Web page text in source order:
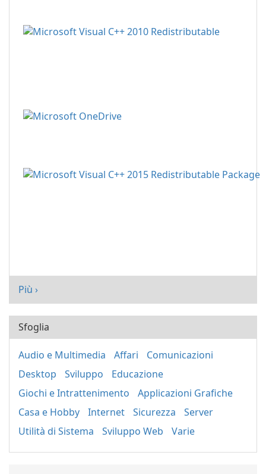
Più ›
Sfoglia
Audio e Multimedia Affari
Comunicazioni
Desktop
Sviluppo
Educazione
Giochi e Intrattenimento
Applicazioni Grafiche
Casa e Hobby
Internet Sicurezza
Server
Utilità di Sistema
Sviluppo Web Varie